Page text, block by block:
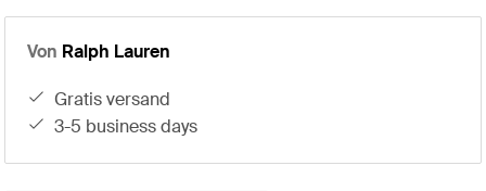
Von Ralph Lauren
gratis versand
3-5 business days